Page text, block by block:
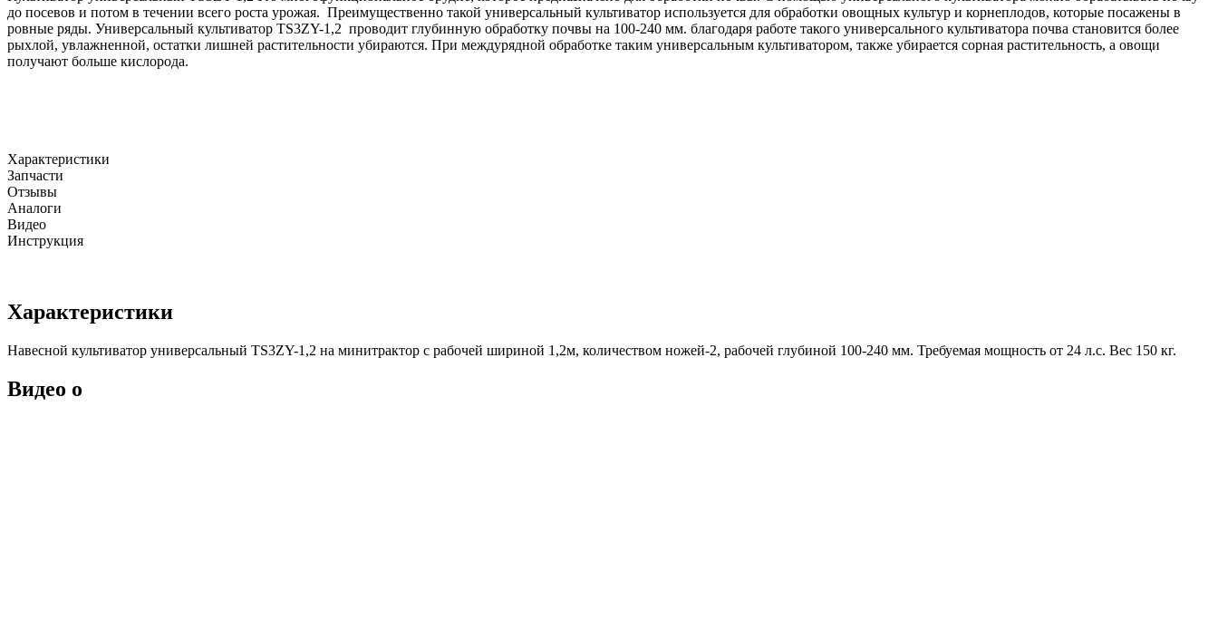
до посевов и потом в течении всего роста урожая. Преимущественно такой универсальный культиватор используется для обработки овощных культур и корнеплодов, которые посажены в
ровные ряды. Универсальный культиватор TS3ZY-1,2 проводит глубинную обработку почвы на 100-240 мм. благодаря работе такого универсального культиватора почва становится более
рыхлой, увлажненной, остатки лишней растительности убираются. При междурядной обработке таким универсальным культиватором, также убирается сорная растительность, а овощи
получают больше кислорода.
Характеристики
Запчасти
Отзывы
Аналоги
Видео
Инструкция
Характеристики
Навесной культиватор универсальный TS3ZY-1,2 на минитрактор с рабочей шириной 1,2м, количеством ножей-2, рабочей глубиной 100-240 мм. Требуемая мощность от 24 л.с. Вес 150 кг.
Видео о